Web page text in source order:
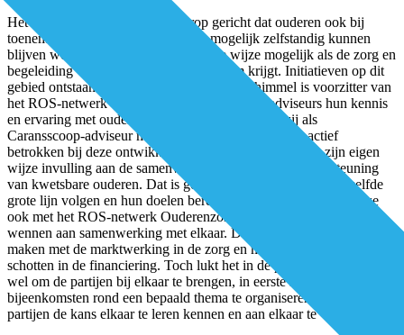
Het huidige overheidsbeleid is erop gericht dat ouderen ook bij
toenemende kwetsbaarheid zo lang mogelijk zelfstandig kunnen
blijven wonen. Dit is op verantwoorde wijze mogelijk als de zorg en
begeleiding voor hen gestructureerd vorm krijgt. Initiatieven op dit
gebied ontstaan overal in het land. Adrie Schimmel is voorzitter van
het ROS-netwerk Ouderenzorg, waarin ROS-adviseurs hun kennis
en ervaring met ouderenzorg delen. Daarnaast is zij als
Caransscoop-adviseur met aandachtsgebied ouderen actief
betrokken bij deze ontwikkeling. “Iedere regio geeft op zijn eigen
wijze invulling aan de samenwerking voor zorg en ondersteuning
van kwetsbare ouderen. Dat is goed, als ze allemaal maar dezelfde
grote lijn volgen en hun doelen bereiken. Die focus behouden we
ook met het ROS-netwerk Ouderenzorg. Partijen moeten soms
wennen aan samenwerking met elkaar. Dat heeft voor een deel te
maken met de marktwerking in de zorg en met de onduidelijke
schotten in de financiering. Toch lukt het in de praktijk doorgaans
wel om de partijen bij elkaar te brengen, in eerste instantie door
bijeenkomsten rond een bepaald thema te organiseren. Dan krijgen
partijen de kans elkaar te leren kennen en aan elkaar te wennen.”